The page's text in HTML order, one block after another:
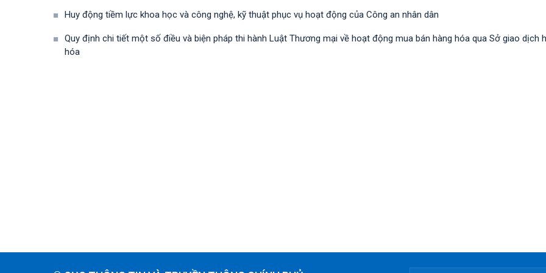
Huy động tiềm lực khoa học và công nghệ, kỹ thuật phục vụ hoạt động của Công an nhân dân
Quy định chi tiết một số điều và biện pháp thi hành Luật Thương mại về hoạt động mua bán hàng hóa qua Sở giao dịch
hóa